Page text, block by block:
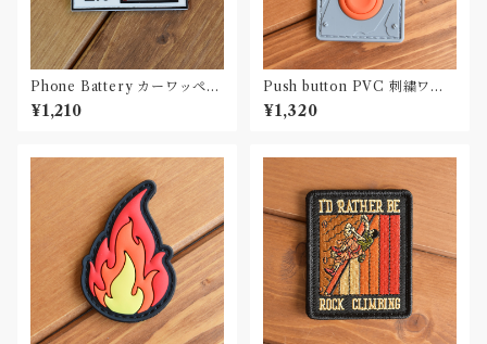
Phone Battery カーワッペン
Car Patch PVC
¥1,210
Push button PVC 刺繍ワッ
ペン Patch
¥1,320